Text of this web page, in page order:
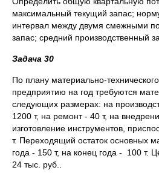
максимальный текущий запас;
интервал между двумя смежными
запас; средний производственный
Задача 30
По плану материально-
предприятию на год требуются
следующих размерах: на
1200 т, на ремонт - 40 т, на
изготовление инструментов,
т. Переходящий остаток основных
года - 150 т, на конец года - 100 т.
24 тыс. руб..